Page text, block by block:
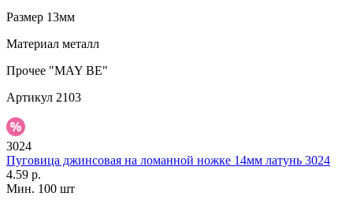
Размер 13мм
Материал металл
Прочее "MAY BE"
Артикул 2103
3024
Пуговица джинсовая на ломанной ножке 14мм латунь 3024
4.59 р.
Мин. 100 шт